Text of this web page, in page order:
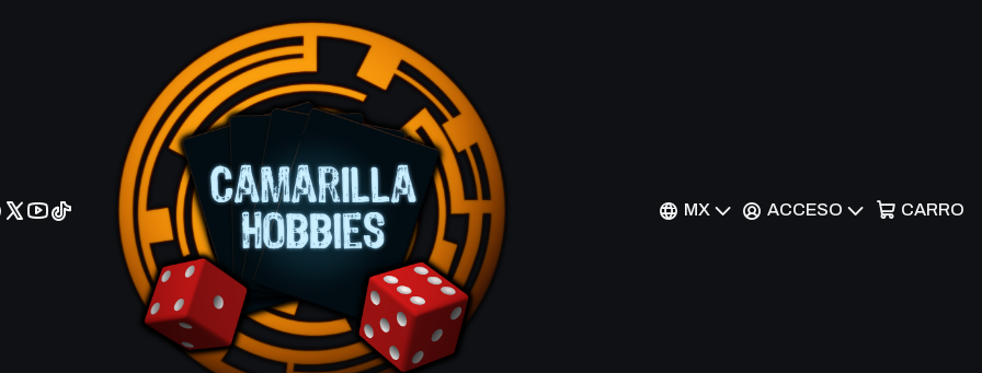
MX ACCESO CARRO
Bucky Barnes #017 Avengers Movie Marvel Heroclix
$30 MXN
|
Frost Giant #005 Avengers Movie Marvel Heroclix
$35 MXN
|